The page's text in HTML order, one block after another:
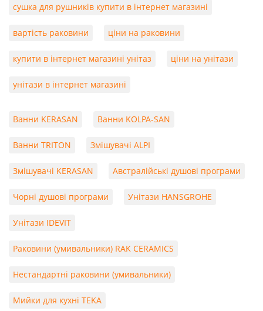
сушка для рушників купити в інтернет магазині
вартість раковини ціни на раковини
купити в інтернет магазині унітаз ціни на унітази
унітази в інтернет магазині
Ванни KERASAN Ванни KOLPA-SAN
Ванни TRITON Змішувачі ALPI
Змішувачі KERASAN Австралійські душові програми
Чорні душові програми Унітази HANSGROHE
Унітази IDEVIT
Раковини (умивальники) RAK CERAMICS
Нестандартні раковини (умивальники)
Мийки для кухні TEKA